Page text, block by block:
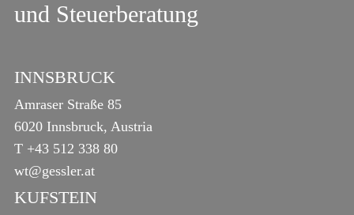
und Steuerberatung
INNSBRUCK
Amraser Straße 85
6020 Innsbruck, Austria
T +43 512 338 80
wt@gessler.at
KUFSTEIN